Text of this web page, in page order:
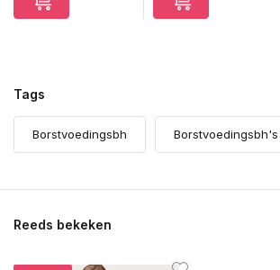
Tags
Borstvoedingsbh Borstvoedingsbh's
Reeds bekeken